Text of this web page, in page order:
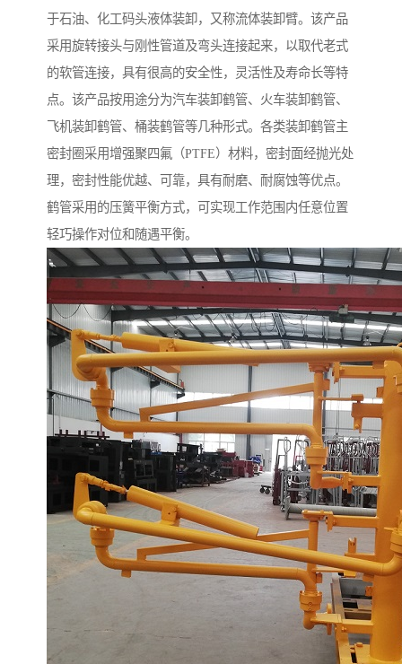
于石油、化工码头液体装卸，又称流体装卸臂。该产品
采用旋转接头与刚性管道及弯头连接起来，以取代老式
的软管连接，具有很高的安全性，灵活性及寿命长等特
点。该产品按用途分为汽车装卸鹤管、火车装卸鹤管、
飞机装卸鹤管、桶装鹤管等几种形式。各类装卸鹤管主
密封圈采用增强聚四氟（PTFE）材料，密封面经抛光处
理，密封性能优越、可靠，具有耐磨、耐腐蚀等优点。
鹤管采用的压簧平衡方式，可实现工作范围内任意位置
轻巧操作对位和随遇平衡。